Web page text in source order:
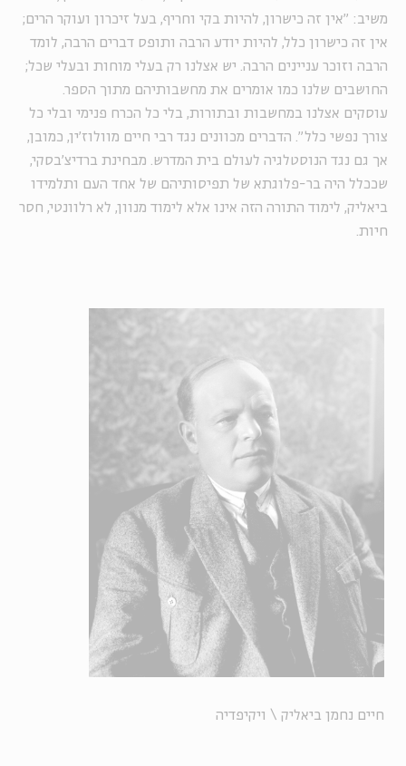
משיב: "אין זה כישרון, להיות בקי וחריף, בעל זיכרון ועוקר הרים;
אין זה כישרון כלל, להיות יודע הרבה ותופס דברים הרבה, לומד
הרבה וזוכר עניינים הרבה. יש אצלנו רק בעלי מוחות ובעלי שכל;
החושבים שלנו כמו אומרים את מחשבותיהם מתוך הספר.
עוסקים אצלנו במחשבות ובתורות, בלי כל הכרח פנימי ובלי כל
צורך נפשי כלל". הדברים מכוונים נגד רבי חיים מוולוז'ין, כמובן,
אך גם נגד הנוסטלגיה לעולם בית המדרש. מבחינת ברדיצ'בסקי,
שככלל היה בר-פלוגתא של תפיסותיהם של אחד העם ותלמידו
ביאליק, לימוד התורה הזה אינו אלא לימוד מנוון, לא רלוונטי, חסר
חיות.
חיים נחמן ביאליק \ ויקיפדיה